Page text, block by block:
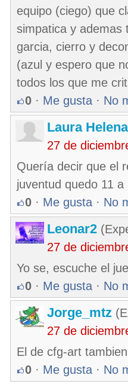
equipo (ciego) que
simpatica y ademas
garcia, cierro y
(azul y espero que
todos los que me
0 · Me gusta · No
Laura
27 de
Quería decir que el
juventud quedo 11
0 · Me gusta · No
Leonar2
27 de
Yo se, escuche el
0 · Me gusta · No
Jorge_mtz
27 de
El de cfg-art
0 · Me gusta · No